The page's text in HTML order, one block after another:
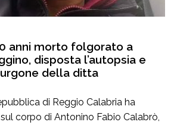
anni morto folgorato a
disposta l’autopsia e
della ditta
di Reggio Calabria ha
corpo di Antonino Fabio Calabrò,